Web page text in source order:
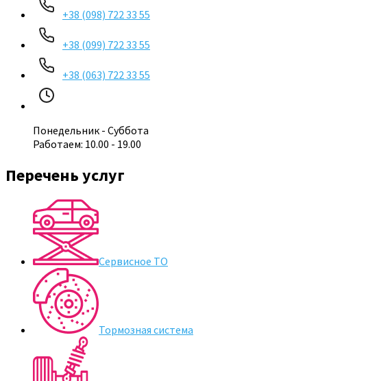
+38 (098) 722 33 55
+38 (099) 722 33 55
+38 (063) 722 33 55
Понедельник - Суббота
Работаем: 10.00 - 19.00
Перечень услуг
Сервисное ТО
Тормозная система